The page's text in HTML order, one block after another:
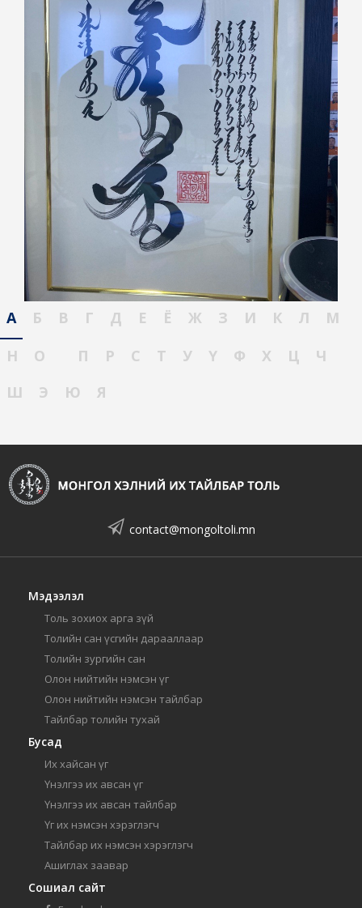
А Б В Г Д Е Ё Ж З И К Л
М
Н
О П Р С Т У Ү Ф Х Ц
Ч
Ш
Э Ю Я
contact@mongoltoli.mn
Мэдээлэл
Толь зохиох арга зүй
Толийн сан үсгийн дарааллаар
Толийн зургийн сан
Олон нийтийн нэмсэн үг
Олон нийтийн нэмсэн тайлбар
Тайлбар толийн тухай
Бусад
Их хайсан үг
Үнэлгээ их авсан үг
Үнэлгээ их авсан тайлбар
Үг их нэмсэн хэрэглэгч
Тайлбар их нэмсэн хэрэглэгч
Ашиглах заавар
Сошиал сайт